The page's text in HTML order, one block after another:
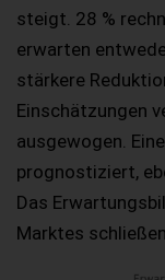
steigt. 28 %
erwarten
stärkere
Einschätzungen
ausgewogen.
prognostiziert,
Das
Marktes schließen.